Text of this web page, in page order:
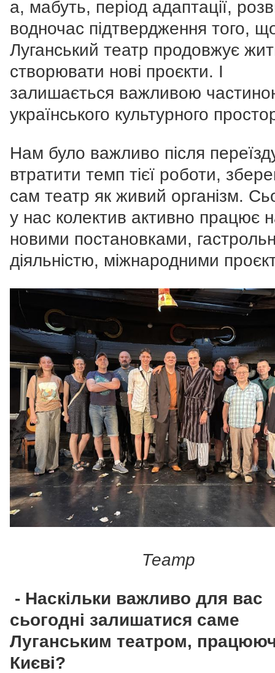
а, мабуть, період адаптації,
водночас підтвердження того,
Луганський театр продовжує
створювати нові проєкти. І
залишається важливою
українського культурного
Нам було важливо після
втратити темп тієї роботи,
сам театр як живий організм.
у нас колектив активно працює
новими постановками,
діяльністю, міжнародними
Театр
- Наскільки важливо для вас
сьогодні залишатися саме
Луганським театром,
Києві?